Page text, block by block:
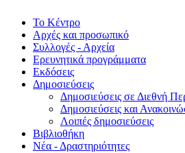
Το Κέντρο
Αρχές και προσωπικό
Συλλογές - Αρχεία
Ερευνητικά προγράμματα
Εκδόσεις
Δημοσιεύσεις
Δημοσιεύσεις σε Διεθνή
Δημοσιεύσεις και
Λοιπές δημοσιεύσεις
Βιβλιοθήκη
Νέα - Δραστηριότητες